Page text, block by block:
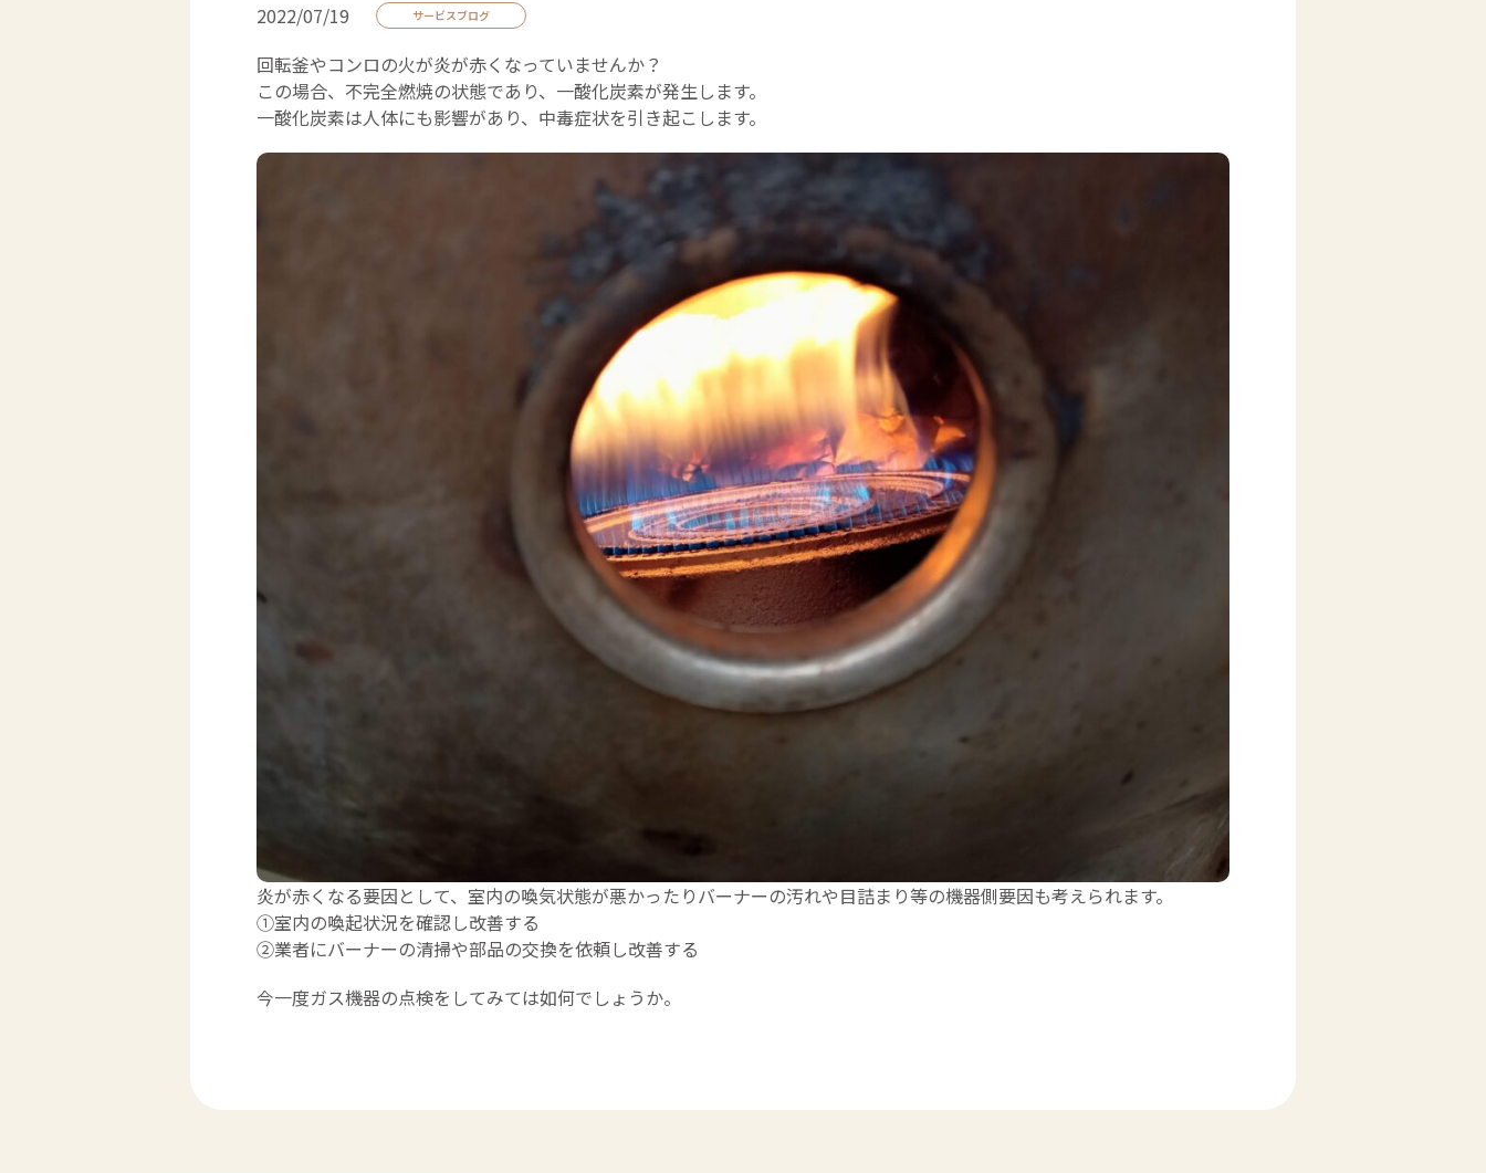
2022/07/19 サービスブログ
回転釜やコンロの火が炎が赤くなっていませんか？
この場合、不完全燃焼の状態であり、一酸化炭素が発生します。
一酸化炭素は人体にも影響があり、中毒症状を引き起こします。
炎が赤くなる要因として、室内の喚気状態が悪かったりバーナーの汚れや目詰まり等の機器側要因も考えられます。
①室内の喚起状況を確認し改善する
②業者にバーナーの清掃や部品の交換を依頼し改善する
今一度ガス機器の点検をしてみては如何でしょうか。